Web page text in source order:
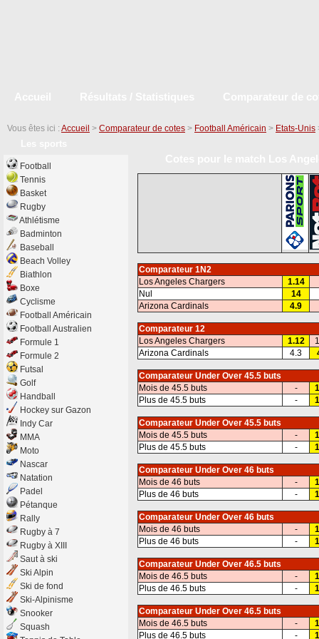
Vous êtes ici : Accueil > Comparateur de cotes > Football Américain > Etats-Unis
Comparateur 1N2
Los Angeles Chargers
1.14
Nul
14
Arizona Cardinals
4.9
Comparateur 12
Los Angeles Chargers
1.12
Arizona Cardinals
4.3
Comparateur Under Over 45.5 buts
Mois de 45.5 buts
-
Plus de 45.5 buts
-
Comparateur Under Over 45.5 buts
Mois de 45.5 buts
-
Plus de 45.5 buts
-
Comparateur Under Over 46 buts
Mois de 46 buts
-
Plus de 46 buts
-
Comparateur Under Over 46 buts
Mois de 46 buts
-
Plus de 46 buts
-
Comparateur Under Over 46.5 buts
Mois de 46.5 buts
-
Plus de 46.5 buts
-
Comparateur Under Over 46.5 buts
Mois de 46.5 buts
-
Plus de 46.5 buts
-
Football
Tennis
Basket
Rugby
Athlétisme
Badminton
Baseball
Beach Volley
Biathlon
Boxe
Cyclisme
Football Américain
Football Australien
Formule 1
Formule 2
Futsal
Golf
Handball
Hockey sur Gazon
Indy Car
MMA
Moto
Nascar
Natation
Padel
Pétanque
Rally
Rugby à 7
Rugby à XIII
Saut à ski
Ski Alpin
Ski de fond
Ski-Alpinisme
Snooker
Squash